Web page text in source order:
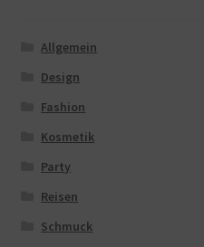
Allgemein
Design
Fashion
Kosmetik
Party
Reisen
Schmuck